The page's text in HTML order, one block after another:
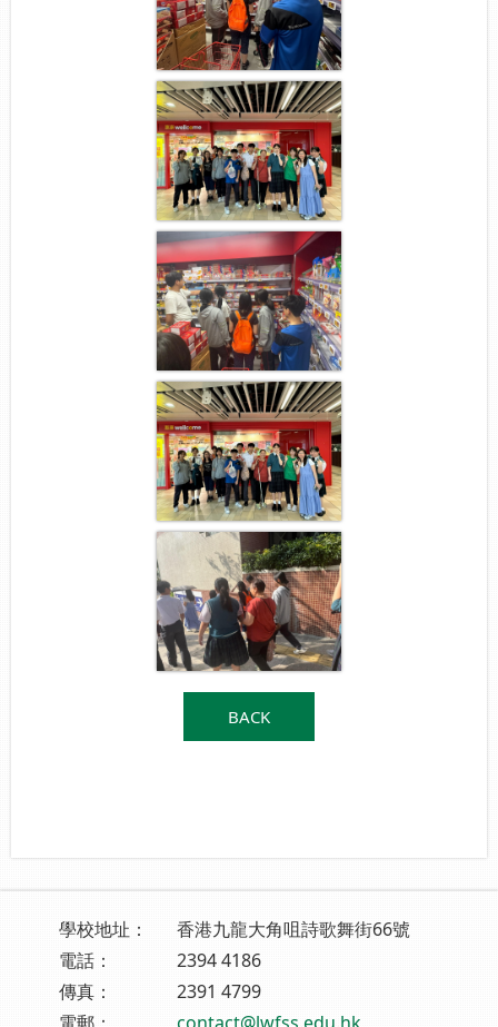
BACK
學校地址：
香港九龍大角咀詩歌舞街66號
電話：
2394 4186
傳真：
2391 4799